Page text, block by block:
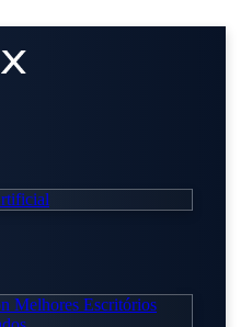
Melhores Escritórios